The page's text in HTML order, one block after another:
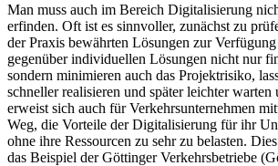
Man muss auch im Bereich Digitalisierung
erfinden. Oft ist es sinnvoller, zunächst zu
der Praxis bewährten Lösungen zur
gegenüber individuellen Lösungen nicht nur
sondern minimieren auch das Projektrisiko,
schneller realisieren und später leichter warten
erweist sich auch für Verkehrsunternehmen
Weg, die Vorteile der Digitalisierung für ihr
ohne ihre Ressourcen zu sehr zu belasten.
das Beispiel der Göttinger Verkehrsbetriebe